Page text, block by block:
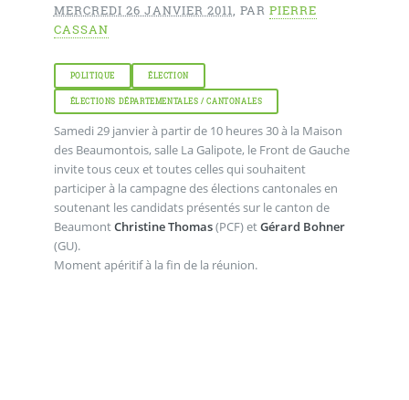
MERCREDI 26 JANVIER 2011, PAR PIERRE
CASSAN
POLITIQUE ÉLECTION
ÉLECTIONS DÉPARTEMENTALES / CANTONALES
Samedi 29 janvier à partir de 10 heures 30 à la Maison
des Beaumontois, salle La Galipote, le Front de Gauche
invite tous ceux et toutes celles qui souhaitent
participer à la campagne des élections cantonales en
soutenant les candidats présentés sur le canton de
BeaumontChristine Thomas(PCF) etGérard Bohner
(GU).
Moment apéritif à la fin de la réunion.